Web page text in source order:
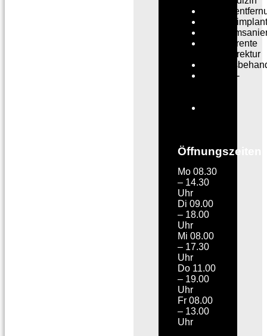
Transparente
Zahnkorrektur
Keramik-
Öffnungszeiten
Mo 08.30
– 14.30
Uhr
Di 09.00
– 18.00
Uhr
Mi 08.00
– 17.30
Uhr
Do 11.00
– 19.00
Uhr
Fr 08.00
– 13.00
Uhr